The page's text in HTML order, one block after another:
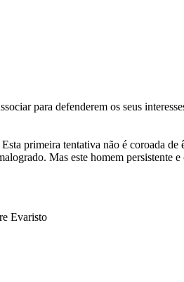
para defenderem os seus
primeira tentativa não é coroada
Mas este homem persistente e
Evaristo